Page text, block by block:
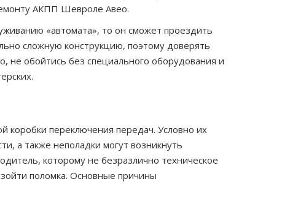
АКПП Шевроле Авео.
«автомата», то он сможет проездить
сложную конструкцию, поэтому доверять
не обойтись без специального оборудования и
коробки переключения передач. Условно их
а также неполадки могут возникнуть
которому не безразлично техническое
поломка. Основные причины